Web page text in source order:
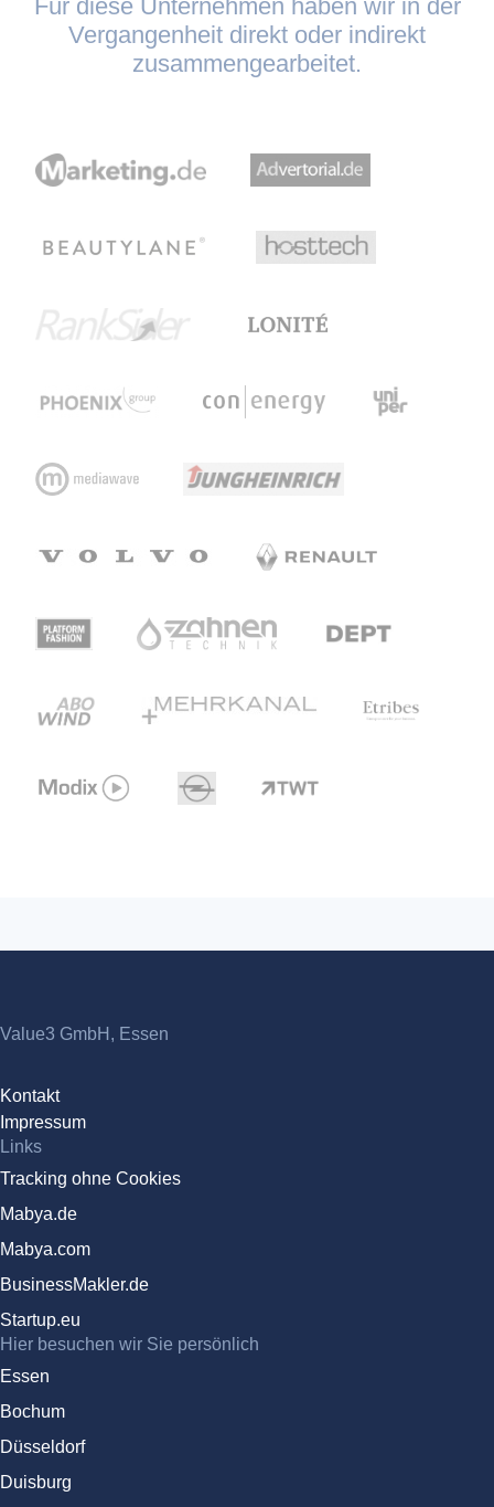
Für diese Unternehmen haben wir in der
Vergangenheit direkt oder indirekt
zusammengearbeitet.
Value3 GmbH, Essen
Kontakt
Impressum
Links
Tracking ohne Cookies
Mabya.de
Mabya.com
BusinessMakler.de
Startup.eu
Hier besuchen wir Sie persönlich
Essen
Bochum
Düsseldorf
Duisburg